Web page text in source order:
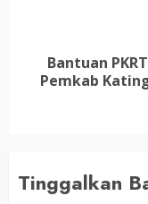
Next
Bantuan
Pemkab
Tinggalkan